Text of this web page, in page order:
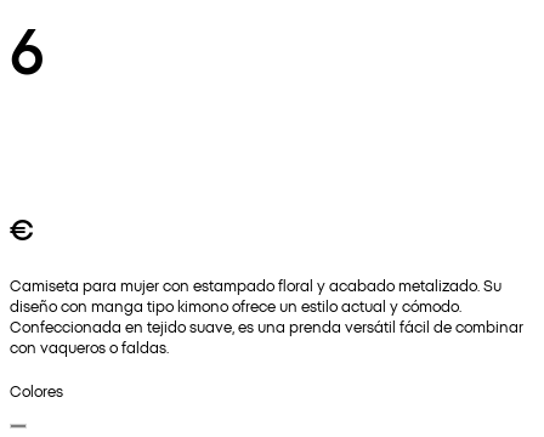
6
€
Camiseta para mujer con estampado floral y acabado metalizado. Su
diseño con manga tipo kimono ofrece un estilo actual y cómodo.
Confeccionada en tejido suave, es una prenda versátil fácil de combinar
con vaqueros o faldas.
Colores